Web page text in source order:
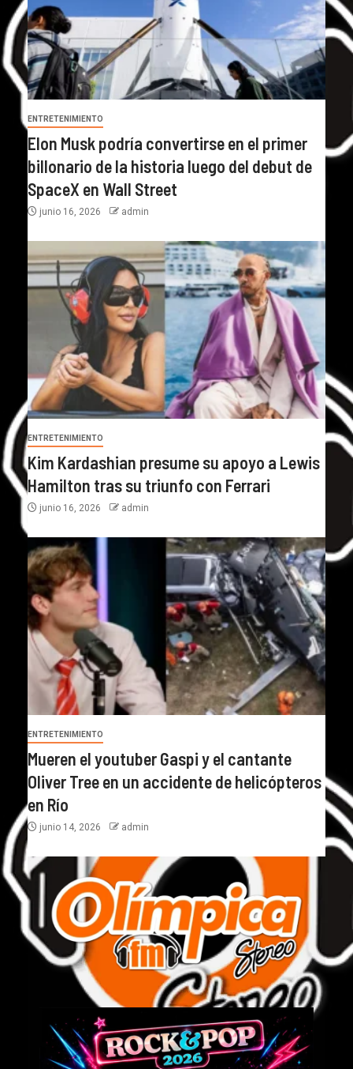
ENTRETENIMIENTO
Elon Musk podría convertirse en el primer
billonario de la historia luego del debut de
SpaceX en Wall Street
junio 16, 2026 admin
ENTRETENIMIENTO
Kim Kardashian presume su apoyo a Lewis
Hamilton tras su triunfo con Ferrari
junio 16, 2026 admin
ENTRETENIMIENTO
Mueren el youtuber Gaspi y el cantante
Oliver Tree en un accidente de helicópteros
en Río
junio 14, 2026 admin